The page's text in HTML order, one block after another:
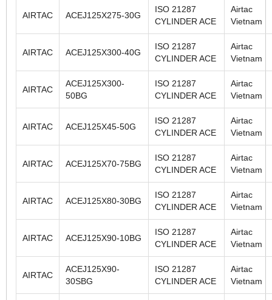
AIRTAC ACEJ125X275-30G
ISO 21287
CYLINDER ACE
Airtac
Vietnam
AIRTAC ACEJ125X300-40G
ISO 21287
CYLINDER ACE
Airtac
Vietnam
AIRTAC
ACEJ125X300-
50BG
ISO 21287
CYLINDER ACE
Airtac
Vietnam
AIRTAC ACEJ125X45-50G
ISO 21287
CYLINDER ACE
Airtac
Vietnam
AIRTAC ACEJ125X70-75BG
ISO 21287
CYLINDER ACE
Airtac
Vietnam
AIRTAC ACEJ125X80-30BG
ISO 21287
CYLINDER ACE
Airtac
Vietnam
AIRTAC ACEJ125X90-10BG
ISO 21287
CYLINDER ACE
Airtac
Vietnam
AIRTAC
ACEJ125X90-
30SBG
ISO 21287
CYLINDER ACE
Airtac
Vietnam